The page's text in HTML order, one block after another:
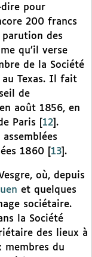
dire pour
200 francs
des
qu’il verse
de la Société
au Texas. Il fait
de
août 1856, en
Paris
12 .
1860
13 .
où, depuis
et quelques
sociétaire.
la Société
des lieux à
membres du